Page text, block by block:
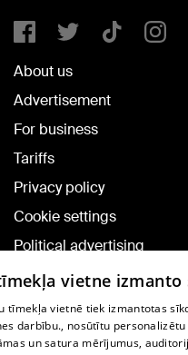
About us
Advertisement
For business
Tariffs
Privacy policy
Cookie settings
Political advertising
Cookie policy
Commenting terms
TV program
vietne izmanto
tīmekļa vietnē tiek izmantotas
darbību., nosūtītu
un satura mērījumus,